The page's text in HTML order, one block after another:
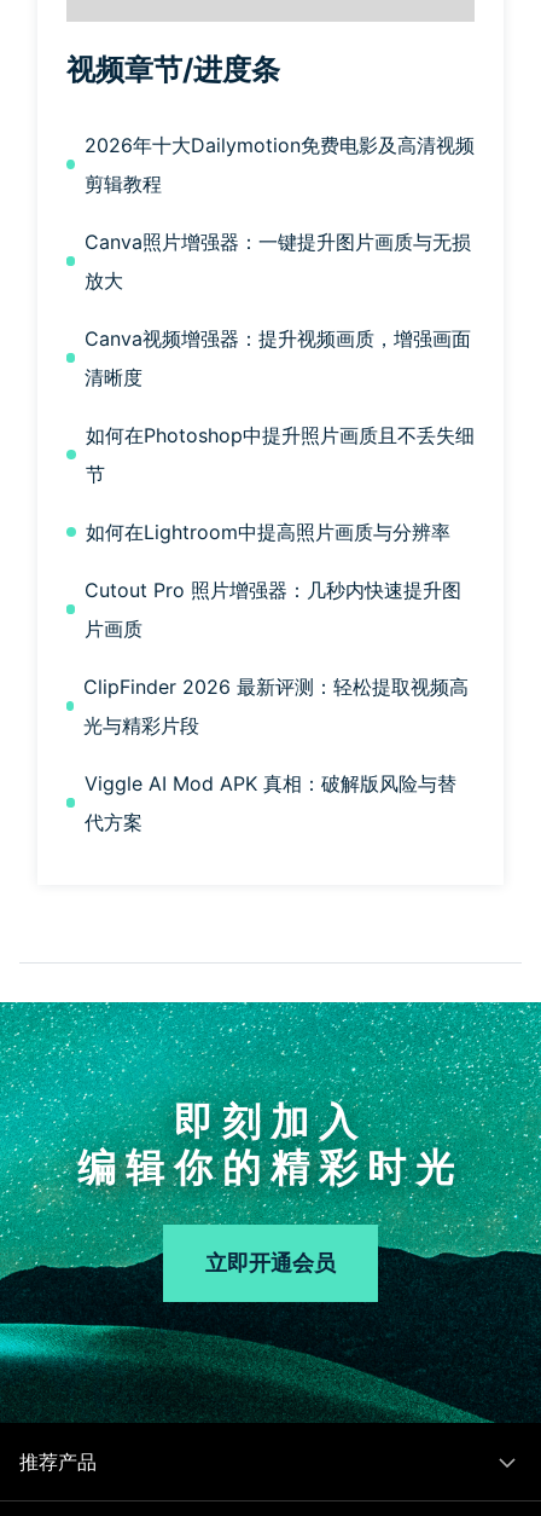
视频章节/进度条
2026年十大Dailymotion免费电影及高清视频
剪辑教程
Canva照片增强器：一键提升图片画质与无损
放大
Canva视频增强器：提升视频画质，增强画面
清晰度
如何在Photoshop中提升照片画质且不丢失细
节
如何在Lightroom中提高照片画质与分辨率
Cutout Pro 照片增强器：几秒内快速提升图
片画质
ClipFinder 2026 最新评测：轻松提取视频高
光与精彩片段
Viggle AI Mod APK 真相：破解版风险与替
代方案
即刻加入
编辑你的精彩时光
立即开通会员
推荐产品